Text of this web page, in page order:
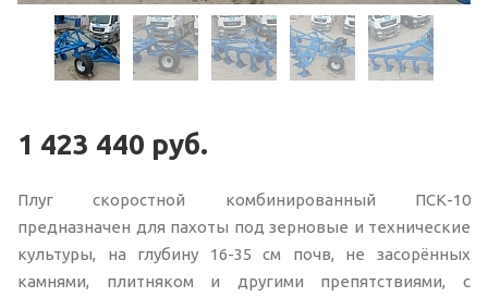
1 423 440 руб.
Плуг скоростной комбинированный ПСК-10
предназначен для пахоты под зерновые и технические
культуры, на глубину 16-35 см почв, не засорённых
камнями, плитняком и другими препятствиями, с